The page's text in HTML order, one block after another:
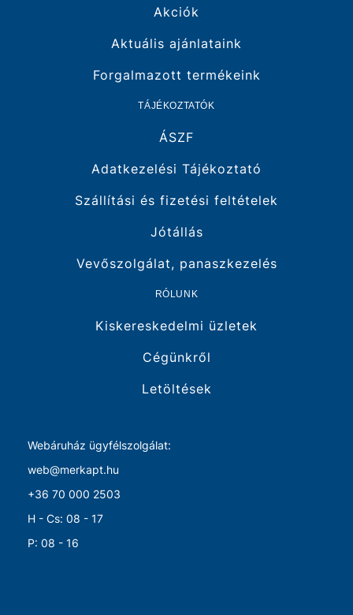
Akciók
Aktuális ajánlataink
Forgalmazott termékeink
TÁJÉKOZTATÓK
ÁSZF
Adatkezelési Tájékoztató
Szállítási és fizetési feltételek
Jótállás
Vevőszolgálat, panaszkezelés
RÓLUNK
Kiskereskedelmi üzletek
Cégünkről
Letöltések
Webáruház ügyfélszolgálat:
web@merkapt.hu
+36 70 000 2503
H - Cs: 08 - 17
P: 08 - 16